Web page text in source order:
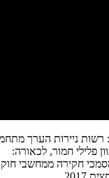
הערך מתחמקת ממתן
ממחשבי חוקרי רשות